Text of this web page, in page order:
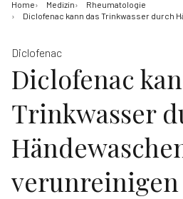
Home Medizin
Rheumatologie
Diclofenac kann das Trinkwasser durch
Diclofenac
Diclofenac
Trinkwasser
verunreinigen